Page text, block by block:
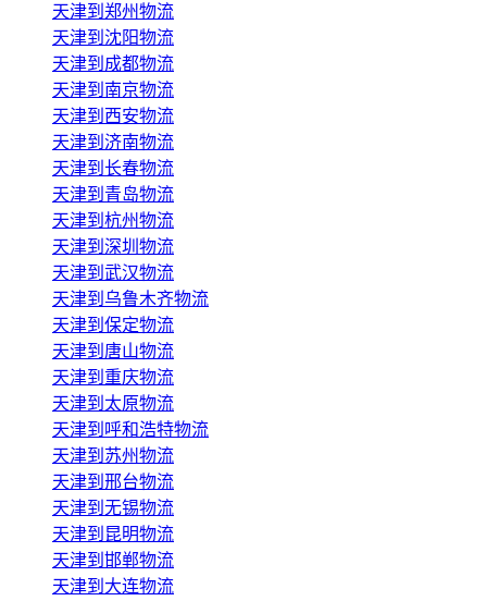
天津到郑州物流
天津到沈阳物流
天津到成都物流
天津到南京物流
天津到西安物流
天津到济南物流
天津到长春物流
天津到青岛物流
天津到杭州物流
天津到深圳物流
天津到武汉物流
天津到乌鲁木齐物流
天津到保定物流
天津到唐山物流
天津到重庆物流
天津到太原物流
天津到呼和浩特物流
天津到苏州物流
天津到邢台物流
天津到无锡物流
天津到昆明物流
天津到邯郸物流
天津到大连物流